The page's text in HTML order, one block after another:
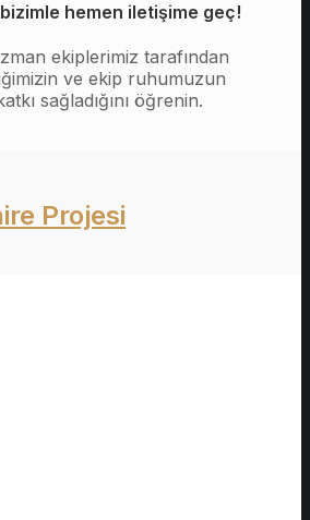
hemen iletişime geç!
ekiplerimiz tarafından
ve ekip ruhumuzun
sağladığını öğrenin.
Projesi